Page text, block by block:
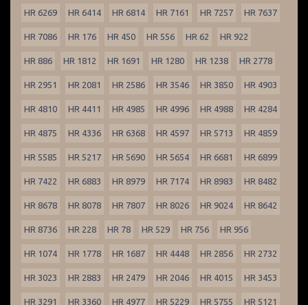
HR 6269 HR 6414 HR 6814 HR 7161 HR 7257 HR 7637
HR 7086 HR 176 HR 450 HR 556 HR 62 HR 922
HR 886 HR 1812 HR 1691 HR 1280 HR 1238 HR 2778
HR 2951 HR 2081 HR 2586 HR 3546 HR 3850 HR 4903
HR 4810 HR 4411 HR 4985 HR 4996 HR 4988 HR 4284
HR 4875 HR 4336 HR 6368 HR 4597 HR 5713 HR 4859
HR 5585 HR 5217 HR 5690 HR 5654 HR 6681 HR 6899
HR 7422 HR 6883 HR 8979 HR 7174 HR 8983 HR 8482
HR 8678 HR 8078 HR 7807 HR 8026 HR 9024 HR 8642
HR 8736 HR 228 HR 78 HR 529 HR 756 HR 956
HR 1074 HR 1778 HR 1687 HR 4448 HR 2856 HR 2732
HR 3023 HR 2883 HR 2479 HR 2046 HR 4015 HR 3453
HR 3291 HR 3360 HR 4977 HR 5229 HR 5755 HR 5121